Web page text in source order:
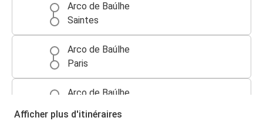
Arco de Baúlhe
Saintes
Arco de Baúlhe
Paris
Arco de Baúlhe
Afficher plus d'itinéraires